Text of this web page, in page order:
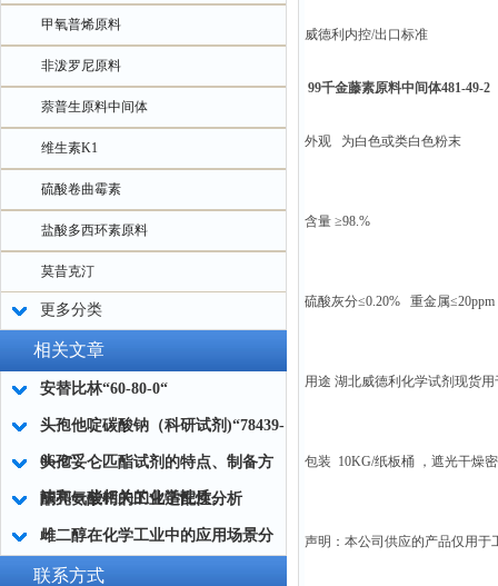
甲氧普烯原料
非泼罗尼原料
萘普生原料中间体
维生素K1
硫酸卷曲霉素
盐酸多西环素原料
莫昔克汀
更多分类
相关文章
安替比林“60-80-0“
头孢他啶碳酸钠（科研试剂)“78439-
06-2“
头孢妥仑匹酯试剂的特点、制备方
法和一些相关的化学性质。
酮亮氨酸钙的工业适配性分析
雌二醇在化学工业中的应用场景分
析
联系方式
威德利内控/出口标准
99千金藤素原料中间体481-49-2
外观 为白色或类白色粉末
含量 ≥98.%
硫酸灰分≤0.20% 重金属≤20ppm
用途 湖北威德利化学试剂现货
包装 10KG/纸板桶 ，遮光干燥
声明：本公司供应的产品仅用于